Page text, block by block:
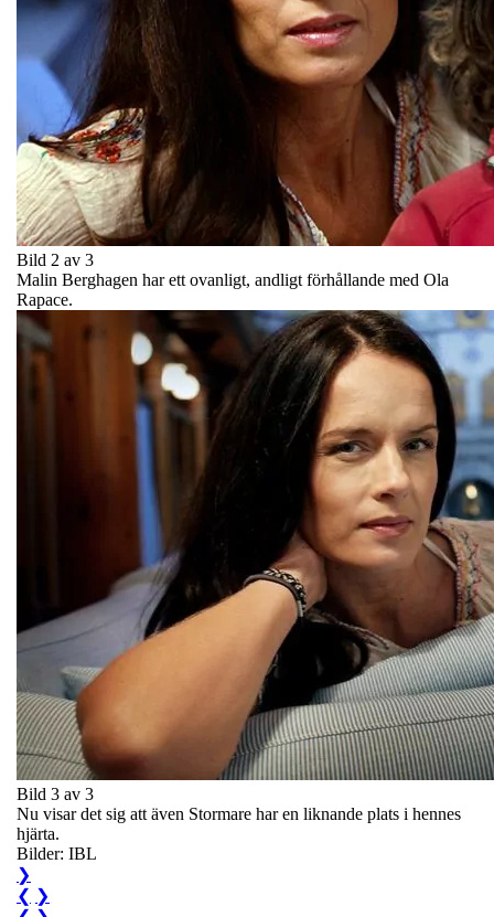
Bild 2 av 3
Malin Berghagen har ett ovanligt, andligt förhållande med Ola
Rapace.
Bild 3 av 3
Nu visar det sig att även Stormare har en liknande plats i hennes
hjärta.
Bilder: IBL
❯
❮ ❯